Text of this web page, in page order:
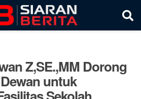
Z,SE.,MM Dorong
untuk